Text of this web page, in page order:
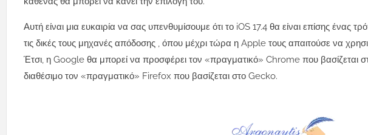
Αυτή είναι μια ευκαιρία να σας υπενθυμίσουμε ότι το iOS 17.4 θα είναι επίσης
τις δικές τους μηχανές απόδοσης , όπου μέχρι τώρα η Apple τους απαιτούσε να
Έτσι, η Google θα μπορεί να προσφέρει τον «πραγματικό» Chrome που
διαθέσιμο τον «πραγματικό» Firefox που βασίζεται στο Gecko.